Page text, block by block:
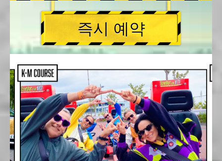
즉시 예약